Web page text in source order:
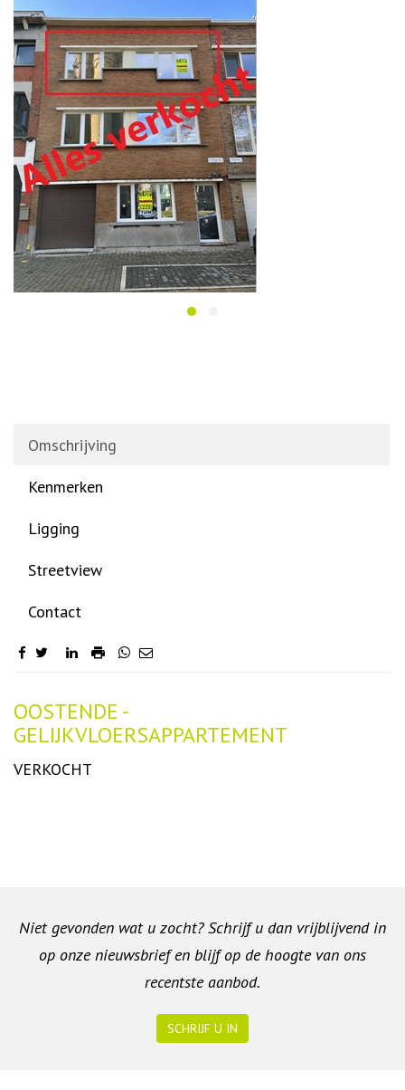
Omschrijving
Kenmerken
Ligging
Streetview
Contact
Omschrijving
OOSTENDE -
GELIJKVLOERSAPPARTEMENT
VERKOCHT
Niet gevonden wat u zocht? Schrijf u dan vrijblijvend in
op onze nieuwsbrief en blijf op de hoogte van ons
recentste aanbod.
SCHRIJF U IN